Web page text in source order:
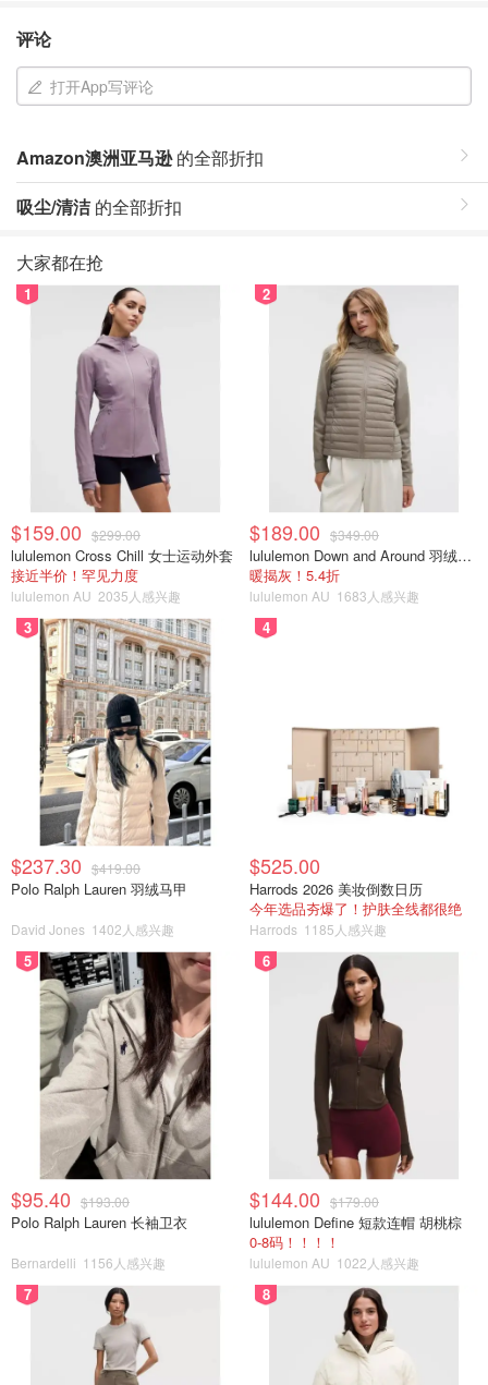
评论
打开App写评论
Amazon澳洲亚马逊的全部折扣
吸尘/清洁的全部折扣
大家都在抢
1
$159.00 $299.00
lululemon Cross Chill 女士运动外套
接近半价！罕见力度
lululemon AU 2035人感兴趣
2
$189.00 $349.00
lululemon Down and Around 羽绒夹克
暖揭灰！5.4折
lululemon AU 1683人感兴趣
3
$237.30 $419.00
Polo Ralph Lauren 羽绒马甲
David Jones 1402人感兴趣
4
$525.00
Harrods 2026 美妆倒数日历
今年选品夯爆了！护肤全线都很绝
Harrods 1185人感兴趣
5
$95.40 $193.00
Polo Ralph Lauren 长袖卫衣
Bernardelli 1156人感兴趣
6
$144.00 $179.00
lululemon Define 短款连帽 胡桃棕
0-8码！！！！
lululemon AU 1022人感兴趣
7 8